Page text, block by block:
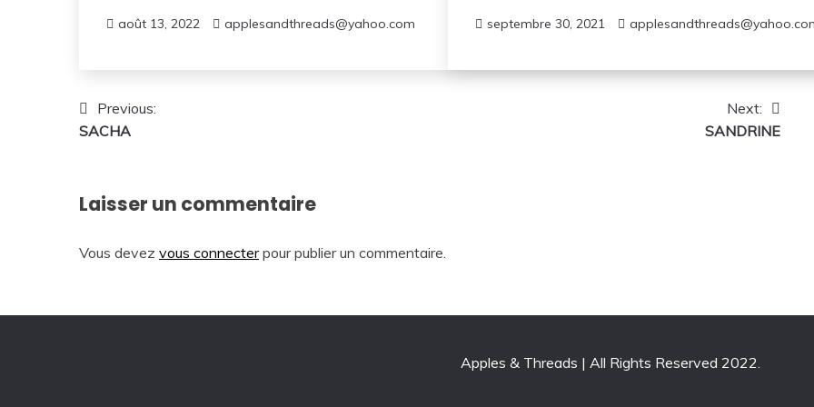
août 13, 2022 applesandthreads@yahoo.com septembre 30, 2021
Navigation
de
Previous:
SACHA
Next:
SANDRINE
Laisser un commentaire
Vous devez vous connecterpour publier un commentaire.
All Rights Reserved 2022.